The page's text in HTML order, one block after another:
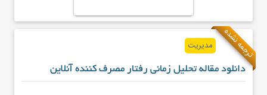
ترجمه نشده مدیریت
دانلود مقاله تحلیل زمانی رفتار مصرف کننده آنلاین